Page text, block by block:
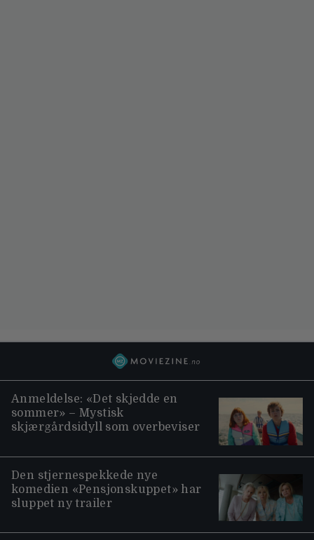
Anmeldelse: «Det skjedde en
sommer» – Mystisk
skjærgårdsidyll som overbeviser
Den stjernespekkede nye
komedien «Pensjonskuppet» har
sluppet ny trailer